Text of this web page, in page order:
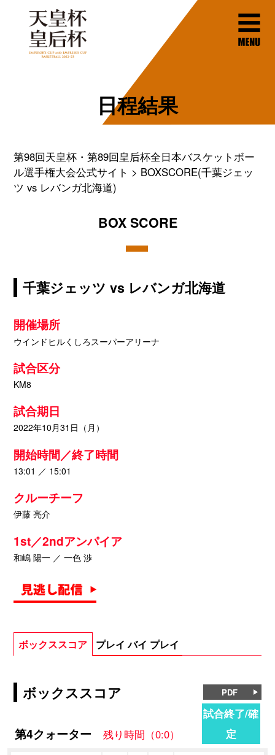
日程結果
第98回天皇杯・第89回皇后杯全日本バスケットボー
ル選手権大会公式サイト
BOXSCORE(千葉ジェッ
ツ vs レバンガ北海道)
BOX SCORE
千葉ジェッツ vs レバンガ北海道
開催場所
ウインドヒルくしろスーパーアリーナ
試合区分
KM8
試合期日
2022年10月31日（月）
開始時間／終了時間
13:01 ／ 15:01
クルーチーフ
伊藤 亮介
1st／2ndアンパイア
和嶋 陽一 ／ 一色 渉
ボックススコア プレイ バイ プレイ
ボックススコア PDF
第4クォーター 残り時間（0:0）
試合終了/確
定